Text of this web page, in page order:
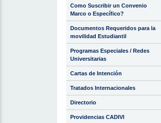
Como Suscribir un Convenio
Marco o Específico?
Documentos Requeridos para la
movilidad Estudiantil
Programas Especiales / Redes
Universitarias
Cartas de Intención
Tratados Internacionales
Directorio
Providencias CADIVI